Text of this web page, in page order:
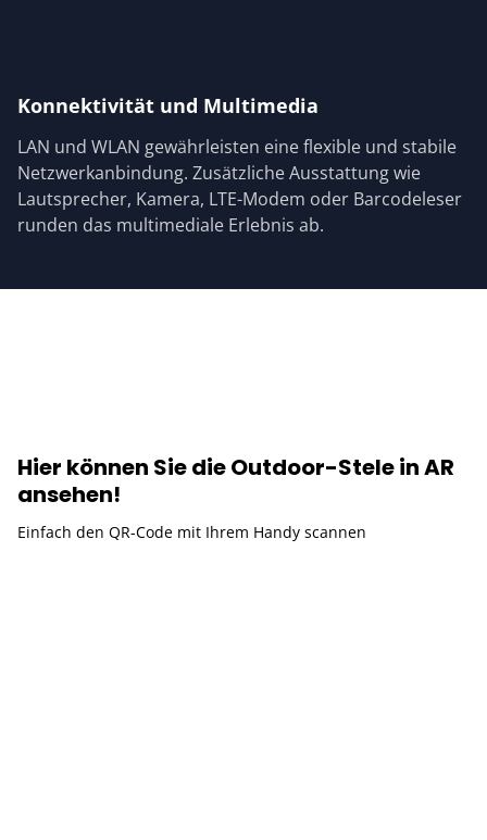
Konnektivität und Multimedia
LAN und WLAN gewährleisten eine flexible und stabile
Netzwerkanbindung. Zusätzliche Ausstattung wie
Lautsprecher, Kamera, LTE-Modem oder Barcodeleser
runden das multimediale Erlebnis ab.
Hier können Sie die Outdoor-Stele in AR
ansehen!
Einfach den QR-Code mit Ihrem Handy scannen